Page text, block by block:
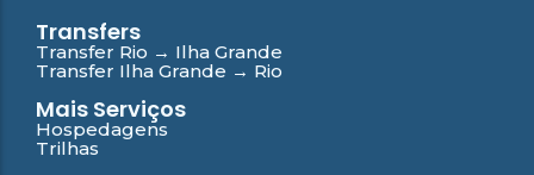
Transfers
Transfer Rio → Ilha Grande
Transfer Ilha Grande → Rio
Mais Serviços
Hospedagens
Trilhas